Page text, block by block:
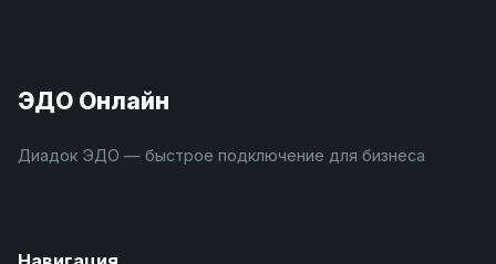
ЭДО Онлайн
Диадок ЭДО — быстрое подключение для бизнеса